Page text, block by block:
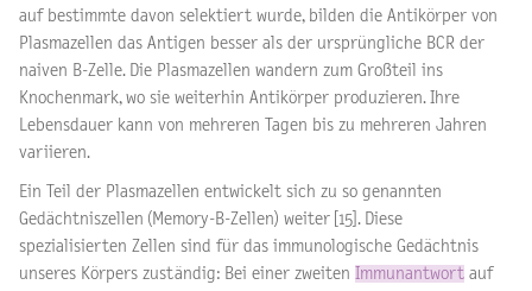
auf bestimmte davon selektiert wurde, bilden die Antikörper von
Plasmazellen das Antigen besser als der ursprüngliche BCR der
naiven B-Zelle. Die Plasmazellen wandern zum Großteil ins
Knochenmark, wo sie weiterhin Antikörper produzieren. Ihre
Lebensdauer kann von mehreren Tagen bis zu mehreren Jahren
variieren.
Ein Teil der Plasmazellen entwickelt sich zu so genannten
Gedächtniszellen (Memory-B-Zellen) weiter [15]. Diese
spezialisierten Zellen sind für das immunologische Gedächtnis
unseres Körpers zuständig: Bei einer zweiten Immunantwort auf